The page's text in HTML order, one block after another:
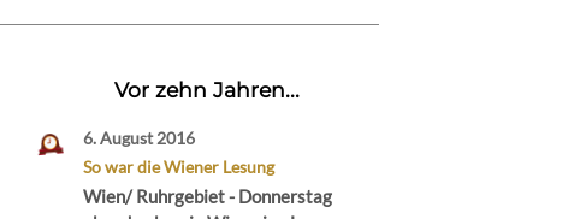
Vor zehn Jahren...
6. August 2016
So war die Wiener Lesung
Wien/ Ruhrgebiet - Donnerstag